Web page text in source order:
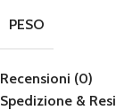
PESO
Recensioni (0)
Spedizione & Resi